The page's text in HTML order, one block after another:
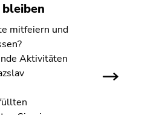
mitfeiern und
Aktivitäten